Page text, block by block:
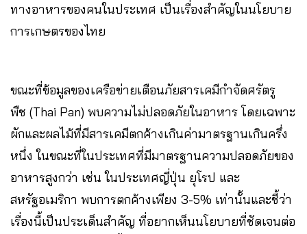
ทางอาหารของคนในประเทศ เป็นเรื่องสำคัญในนโยบาย
การเกษตรของไทย
ขณะที่ข้อมูลของเครือข่ายเตือนภัยสารเคมีกำจัดศรัตรู
พืช (Thai Pan) พบความไม่ปลอดภัยในอาหาร โดยเฉพาะ
ผักและผลไม้ที่มีสารเคมีตกค้างเกินค่ามาตรฐานเกินครึ่ง
หนึ่ง ในขณะที่ในประเทศที่มีมาตรฐานความปลอดภัยของ
อาหารสูงกว่า เช่น ในประเทศญี่ปุ่น ยุโรป และ
สหรัฐอเมริกา พบการตกค้างเพียง 3-5% เท่านั้นและชี้ว่า
เรื่องนี้เป็นประเด็นสำคัญ ที่อยากเห็นนโยบายที่ชัดเจนต่อ